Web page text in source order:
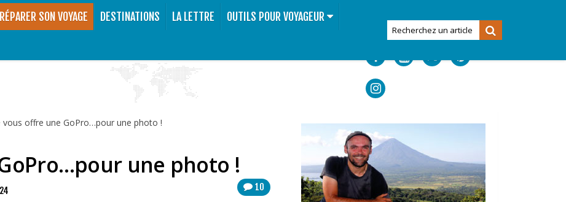
SON VOYAGE DESTINATIONS LA LETTRE
OUTILS POUR VOYAGEUR
vous offre une GoPro…pour une photo !
une photo !
10